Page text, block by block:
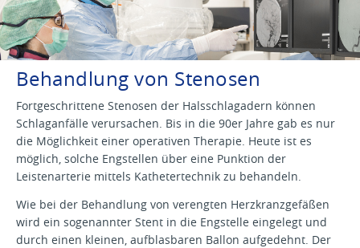
Behandlung von Stenosen
Fortgeschrittene Stenosen der Halsschlagadern können
Schlaganfälle verursachen. Bis in die 90er Jahre gab es nur
die Möglichkeit einer operativen Therapie. Heute ist es
möglich, solche Engstellen über eine Punktion der
Leistenarterie mittels Kathetertechnik zu behandeln.
Wie bei der Behandlung von verengten Herzkranzgefäßen
wird ein sogenannter Stent in die Engstelle eingelegt und
durch einen kleinen, aufblasbaren Ballon aufgedehnt. Der